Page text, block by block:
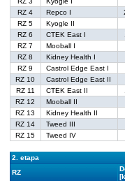
RZ 4
Repco I
RZ 5
Kyogle II
RZ 6
CTEK East I
RZ 7
Mooball I
RZ 8
Kidney Health I
RZ 9
Castrol Edge East I
RZ 10
Castrol Edge East II
RZ 11
CTEK East II
RZ 12
Mooball II
RZ 13
Kidney Health II
RZ 14
Tweed III
RZ 15
Tweed IV
2. etapa
RZ